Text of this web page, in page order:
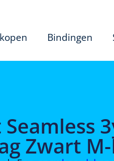
Bindingen
Zwart